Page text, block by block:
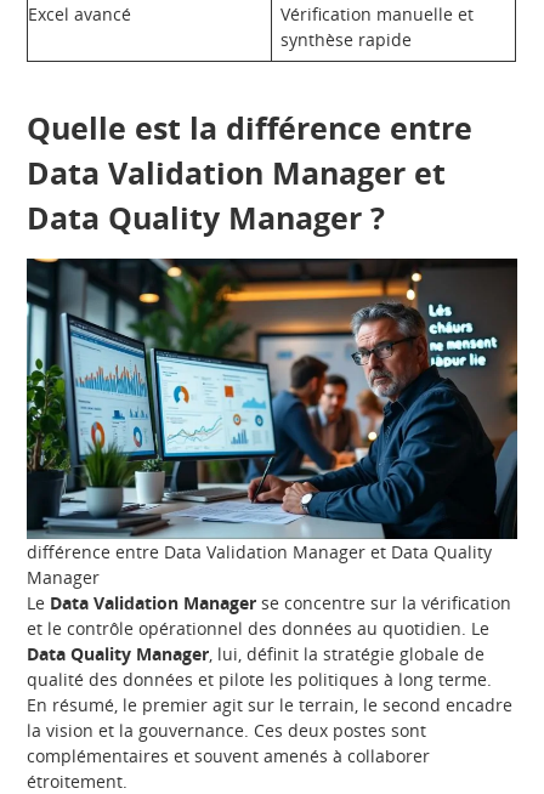
Excel avancé
Vérification manuelle et
synthèse rapide
Quelle est la différence entre
Data Validation Manager et
Data Quality Manager ?
différence entre Data Validation Manager et Data Quality
Manager
Le Data Validation Manager se concentre sur la vérification
et le contrôle opérationnel des données au quotidien. Le
Data Quality Manager , lui, définit la stratégie globale de
qualité des données et pilote les politiques à long terme.
En résumé, le premier agit sur le terrain, le second encadre
la vision et la gouvernance. Ces deux postes sont
complémentaires et souvent amenés à collaborer
étroitement.